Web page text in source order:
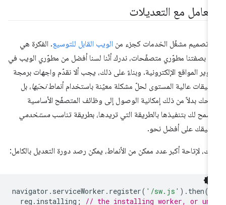
مع التعديلات
تصميم مشغّل الخدمات كجزء من الويب القابل للتوسيع. الفكرة هي
بصفتنا مطوّري متصفّحات، ندرك أنّنا لسنا أفضل من مطوّري الويب في
المواقع الإلكترونية. وبناءً على ذلك، يجب ألا نقدّم واجهات برمجة
عالية المستوى لحلّ مشكلة معيّنة باستخدام أنماطنحبّها، بل
بدلاً من ذلك إمكانية الوصول إلى وظائف المتصفّح الأساسية
لك بتنفيذها بالطريقة التي تريدها، بطريقة تناسبمستخدمي
على أفضل نحو.
لإتاحة أكبر عدد ممكن من الأنماط، يمكن رصد دورة التعديل بالكامل:
navigator.serviceWorker.register('/sw.js').then
reg.installing; // the installing worker, or